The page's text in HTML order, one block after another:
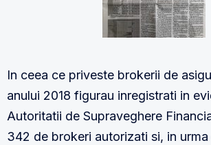
In ceea ce priveste brokerii de
anului 2018 figurau inregistrati in
Autoritatii de Supraveghere
342 de brokeri autorizati si, in